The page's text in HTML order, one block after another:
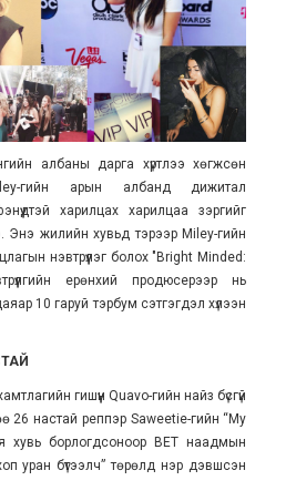
албаны дарга хүртлээ хөгжсөн
гийн арын албанд дижитал
харилцах харилцаа зэргийг
Энэ жилийн хувьд тэрээр Miley-гийн
нэвтрүүлэг болох "Bright Minded:
ерөнхий продюсерээр нь
10 гаруй тэрбум сэтгэгдэл хүлээн
гишүүн Quavo-гийн найз бүсгүй
26 настай реппэр Saweetie-гийн “My
хувь борлогдсоноор BET наадмын
уран бүтээлч” төрөлд нэр дэвшсэн